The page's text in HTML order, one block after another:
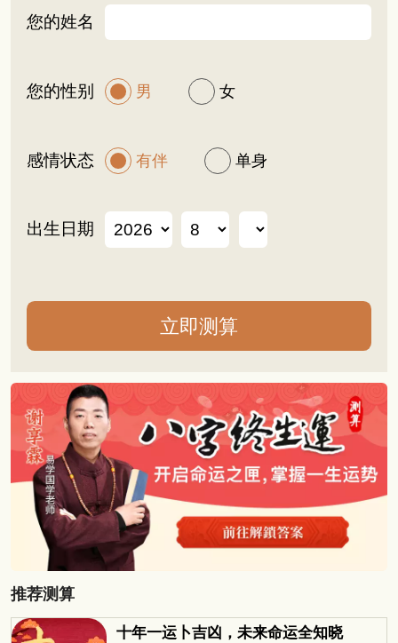
您的姓名
您的性别 男 女
感情状态 有伴 单身
出生日期
推荐测算
十年一运卜吉凶，未来命运全知晓